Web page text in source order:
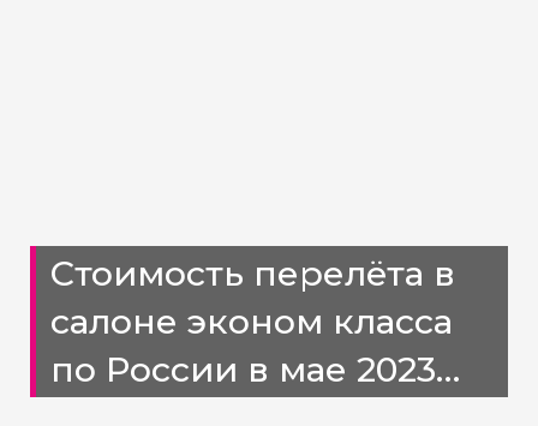
Стоимость перелёта в
салоне эконом класса
по России в мае 2023